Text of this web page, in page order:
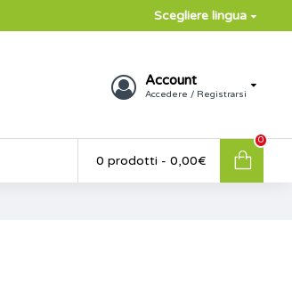
Scegliere lingua
Account
Accedere / Registrarsi
0 prodotti - 0,00€
0